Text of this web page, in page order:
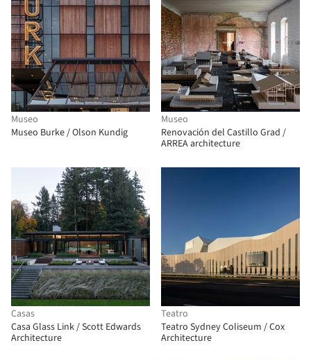
Museo
Museo Burke / Olson Kundig
Museo
Renovación del Castillo Grad /
ARREA architecture
Casas
Casa Glass Link / Scott Edwards
Architecture
Teatro
Teatro Sydney Coliseum / Cox
Architecture